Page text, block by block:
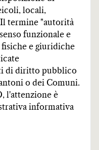
locali,
termine "autorità
funzionale e
e giuridiche
di diritto pubblico
o dei Comuni.
l'attenzione è
informativa